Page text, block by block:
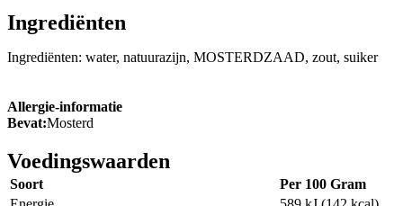
Ingrediënten
Ingrediënten: water, natuurazijn, MOSTERDZAAD, zout, suiker
Allergie-informatie
Bevat:Mosterd
Voedingswaarden
Soort
Per 100 Gram